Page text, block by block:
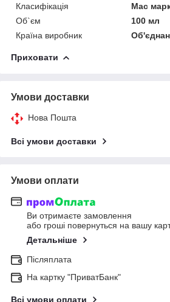
Класифікація
Мас
Об`єм
100 мл
Країна виробник
Приховати
Умови доставки
Нова Пошта
Всі умови доставки
Умови оплати
Ви отримаєте замовлення
або гроші повернуться на вашу
Детальніше
Післяплата
На картку "ПриватБанк"
Всі умови оплати